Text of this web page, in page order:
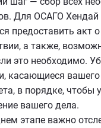
Для ОСАГО Хендай
предоставить акт о
а также,
это необходимо.
касающиеся
в порядке, чтобы
вашего дела.
этапе важно